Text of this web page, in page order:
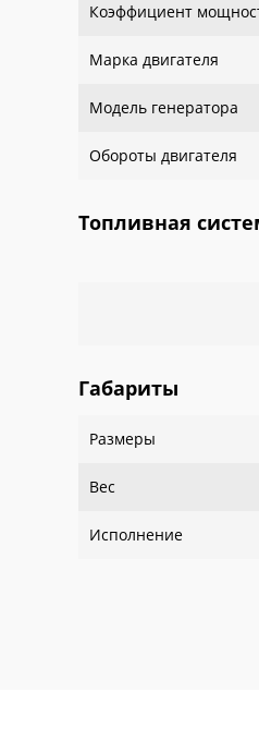
Коэффициент
Марка двигателя
Модель генератора
Обороты двигателя
Топливная
Габариты
Размеры
Вес
Исполнение